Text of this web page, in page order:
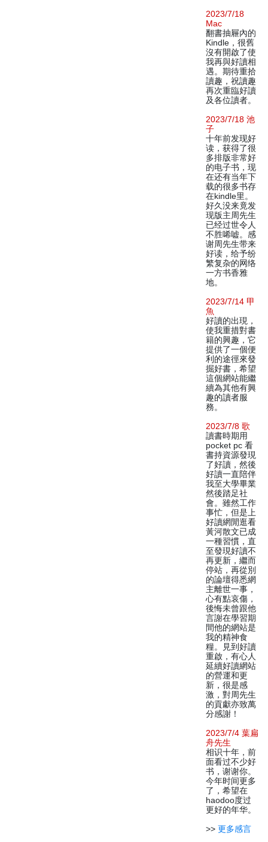
2023/7/18
Mac
翻書抽屜內的
Kindle，很舊
沒有開啟了使
我再與好讀相
遇。期待重拾
讀趣，祝讀趣
再次重臨好讀
及各位讀者。
2023/7/18 池
子
十年前发现好
读，获得了很
多排版非常好
的电子书，现
在还有当年下
载的很多书存
在kindle里。
好久没来竟发
现版主周先生
已经过世令人
不胜唏嘘。感
谢周先生带来
好读，给予纷
繁复杂的网络
一方书香雅
地。
2023/7/14 甲
魚
好讀的出現，
使我重措對書
籍的興趣，它
提供了一個便
利的途徑來發
掘好書，希望
這個網站能繼
續為其他有興
趣的讀者服
務。
2023/7/8 歌
讀書時期用
pocket pc 看
書持資源發現
了好讀，然後
好讀一直陪伴
我至大學畢業
然後踏足社
會。雖然工作
事忙，但是上
好讀網閒逛看
黃河散文已成
一種習慣，直
至發現好讀不
再更新，繼而
停站，再從別
的論壇得悉網
主離世一事，
心有點哀傷，
後悔未曾跟他
言謝在學習期
間他的網站是
我的精神食
糧。見到好讀
重啟，有心人
延續好讀網站
的營運和更
新，很是感
激，對周先生
的貢獻亦致萬
分感謝！
2023/7/4 葉扁
舟先生
相识十年，前
面看过不少好
书，谢谢你。
今年时间更多
了，希望在
haodoo度过
更好的年华。
>> 更多感言